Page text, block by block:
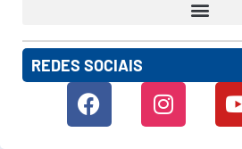
REDES SOCIAIS